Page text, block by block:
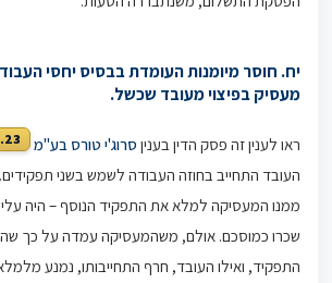
יח. חוסר מיומנות העומדת בבסיס יחסי
מעסיק בפיצוי מעובד שכשל.
ראו לענין זה פסק הדין בענין סרוג'י טורס בע"מ 23.
העובד התחייב בחוזה העבודה לשמש בשני
ממנו המעסיקה למלא את התפקיד הנוסף – היה
שכרו כמוסכם. אולם, משהמעסיקה עמדה על כך
התפקיד, ואילו העובד, חרף התחייבותו, נמנע